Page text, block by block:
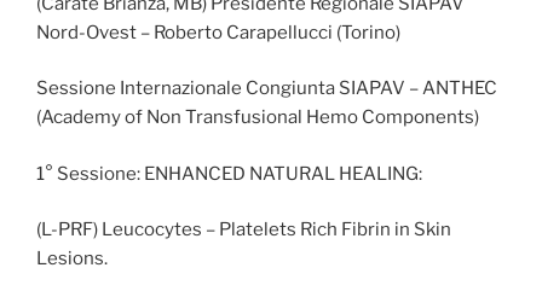
Nord-Ovest – Roberto Carapellucci (Torino)
Sessione Internazionale Congiunta SIAPAV – ANTHEC
(Academy of Non Transfusional Hemo Components)
1° Sessione: ENHANCED NATURAL HEALING:
(L-PRF) Leucocytes – Platelets Rich Fibrin in Skin
Lesions.